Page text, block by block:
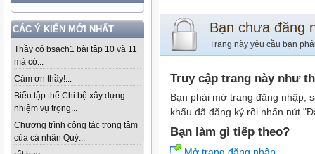
CÁC Ý KIẾN MỚI NHẤT
Thầy có bsach1 bài tập 10 và 11
mà có...
Cảm ơn thầy!...
Biểu tập thể Chi bộ xây dựng
nhiệm vụ trọng...
Chương trình công tác trọng tâm
của cá nhân Quý...
Bạn chưa đăng
Trang này yêu cầu bạn
Truy cập trang này như
Bạn phải mở trang đăng nhập,
khẩu đã đăng ký rồi nhấn nút
Bạn làm gì tiếp theo?